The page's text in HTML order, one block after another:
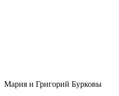
Мария и Григорий Бурковы